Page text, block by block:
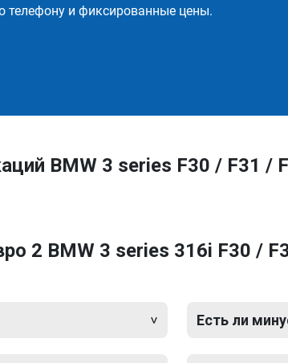
телефону и фиксированные цены.
BMW 3 series F30 / F31 /
2 BMW 3 series 316i F30 /
Есть ли